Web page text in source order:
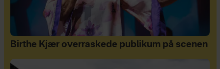
Birthe Kjær overraskede publikum på scenen